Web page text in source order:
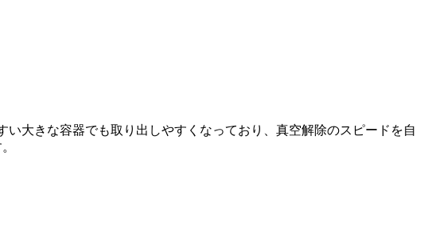
大きな容器でも取り出しやすくなっており、真空解除のスピードを自